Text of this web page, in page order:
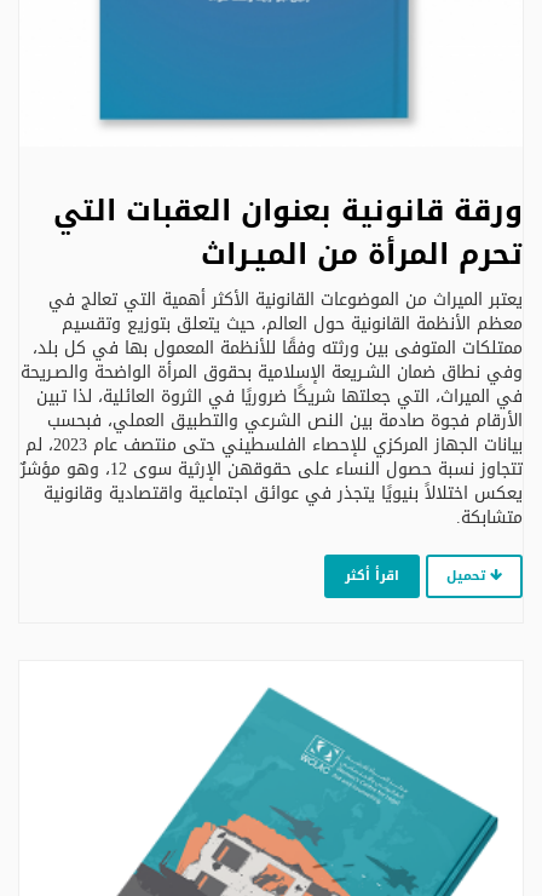
ورقة قانونية بعنوان العقبات التي
تحرم المرأة من الميـراث
يعتبر الميراث من الموضوعات القانونية الأكثر أهمية التي تعالج في
معظم الأنظمة القانونية حول العالم، حيث يتعلق بتوزيع وتقسيم
ممتلكات المتوفى بين ورثته وفقًا للأنظمة المعمول بها في كل بلد،
وفي نطاق ضمان الشـريعة الإسلامية بحقوق المرأة الواضحة والصـريحة
في الميراث، التي جعلتها شريكًا ضروريًا في الثروة العائلية، لذا تبين
الأرقام فجوة صادمة بين النص الشرعي والتطبيق العملي، فبحسب
بيانات الجهاز المركزي للإحصاء الفلسطيني حتى منتصف عام 2023، لم
تتجاوز نسبة حصول النساء على حقوقهن الإرثية سوى 12، وهو مؤشرٌ
يعكس اختلالاً بنيويًا يتجذر في عوائق اجتماعية واقتصادية وقانونية
متشابكة.
تحميل اقرأ أكثر